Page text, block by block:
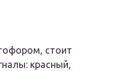
стоит
красный,